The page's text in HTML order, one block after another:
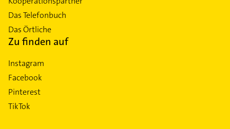
Das Telefonbuch
Das Örtliche
Zu finden auf
Instagram
Facebook
Pinterest
TikTok